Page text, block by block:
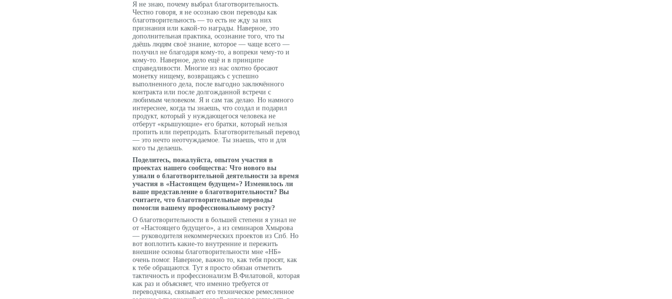
Я не знаю, почему выбрал благотворительность.
Честно говоря, я не осознаю свои переводы как
благотворительность — то есть не жду за них
признания или какой-то награды. Наверное, это
дополнительная практика, осознание того, что ты
даёшь людям своё знание, которое — чаще всего —
получил не благодаря кому-то, а вопреки чему-то и
кому-то. Наверное, дело ещё и в принципе
справедливости. Многие из нас охотно бросают
монетку нищему, возвращаясь с успешно
выполненного дела, после выгодно заключённого
контракта или после долгожданной встречи с
любимым человеком. Я и сам так делаю. Но намного
интереснее, когда ты знаешь, что создал и подарил
продукт, который у нуждающегося человека не
отберут «крышующие» его братки, который нельзя
пропить или перепродать. Благотворительный перевод
— это нечто неотчуждаемое. Ты знаешь, что и для
кого ты делаешь.
Поделитесь, пожалуйста, опытом участия в
проектах нашего сообщества: Что нового вы
узнали о благотворительной деятельности за время
участия в «Настоящем будущем»? Изменилось ли
ваше представление о благотворительности? Вы
считаете, что благотворительные переводы
помогли вашему профессиональному росту?
О благотворительности в большей степени я узнал не
от «Настоящего будущего», а из семинаров Хмырова
— руководителя некоммерческих проектов из Спб. Но
вот воплотить какие-то внутренние и пережить
внешние основы благотворительности мне «НБ»
очень помог. Наверное, важно то, как тебя просят, как
к тебе обращаются. Тут я просто обязан отметить
тактичность и профессионализм В.Филатовой, которая
как раз и объясняет, что именно требуется от
переводчика, связывает его техническое ремесленное